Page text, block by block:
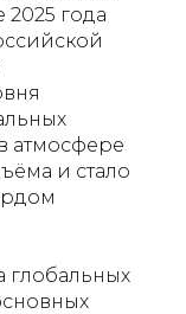
года
атмосфере
и стало
глобальных